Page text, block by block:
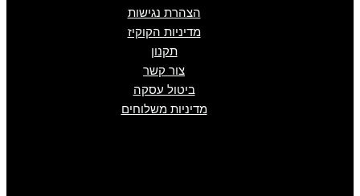
הצהרת נגישות
מדיניות הקוקיז
תקנון
צור קשר
ביטול עסקה
מדיניות משלוחים